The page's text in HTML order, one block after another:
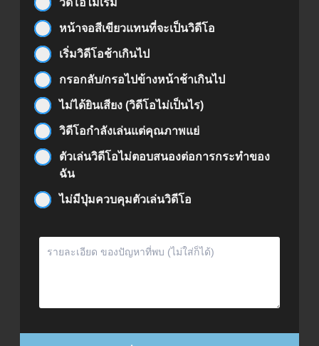
หน้าจอสีเขียวแทนที่จะเป็นวิดีโอ
เริ่มวิดีโอช้าเกินไป
กรอกลับ/กรอไปข้างหน้าช้าเกินไป
ไม่ได้ยินเสียง (วิดีโอไม่เป็นไร)
วิดีโอกำลังเล่นแต่คุณภาพแย่
ตัวเล่นวิดีโอไม่ตอบสนองต่อการกระทำของ
ฉัน
ไม่มีปุ่มควบคุมตัวเล่นวิดีโอ